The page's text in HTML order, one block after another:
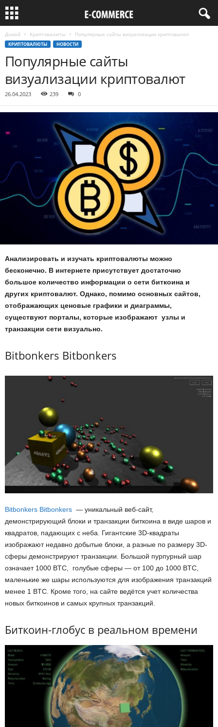
Домой Криптовалюты Популярные сайты визуализации криптовалют
КРИПТОВАЛЮТЫ НОВОСТИ
Популярные сайты
визуализации криптовалют
26.04.2023 239 0
Анализировать и изучать криптовалюты можно
бесконечно. В интернете присутствует достаточно
большое количество информации о сети биткоина и
других криптовалют. Однако, помимо основных сайтов,
отображающих ценовые графики и диаграммы,
существуют порталы, которые изображают узлы и
транзакции сети визуально.
Bitbonkers Bitbonkers
Bitbonkers Bitbonkers — уникальный веб-сайт,
демонстрирующий блоки и транзакции биткоина в виде шаров и
квадратов, падающих с неба. Гигантские 3D-квадраты
изображают недавно добытые блоки, а разные по размеру 3D-
сферы демонстрируют транзакции. Большой пурпурный шар
означает 1000 BTC, голубые сферы — от 100 до 1000 BTC,
маленькие же шары используются для изображения транзакций
менее 1 BTC. Кроме того, на сайте ведётся учет количества
новых биткоинов и самых крупных транзакций.
Биткоин-глобус в реальном времени